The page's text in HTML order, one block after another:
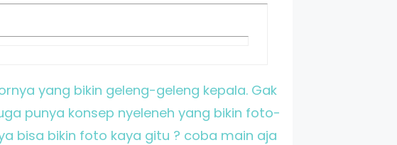
yang bikin geleng-geleng kepala. Gak
punya konsep nyeleneh yang bikin foto-
bisa bikin foto kaya gitu ? coba main aja